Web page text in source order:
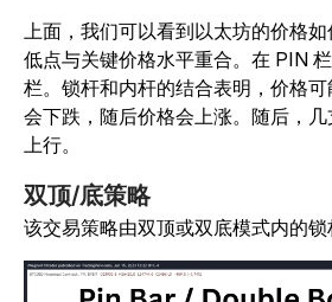
上面，我们可以看到以太坊的价格
低点与关键价格水平重合。 在 PIN
栏。锁杆和内杆的结合表明，价格
会下跌，随后价格会上涨。随后，
上行。
双顶/底策略
该交易策略由双顶或双底模式内的锁